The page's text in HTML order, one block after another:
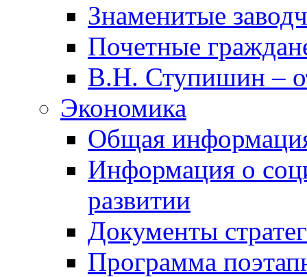
Знаменитые
Почетные
В.Н. Ступишин –
Экономика
Общая
Информация о
развитии
Документы
Программа